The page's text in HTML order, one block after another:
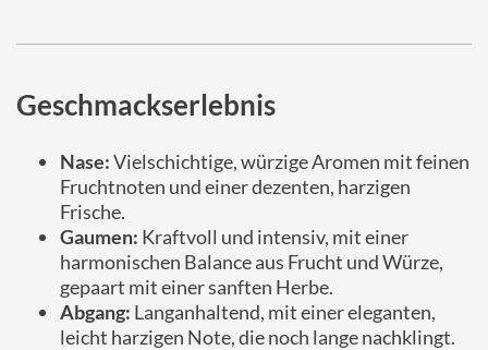
Geschmackserlebnis
Nase:Vielschichtige, würzige Aromen mit feinen
Fruchtnoten und einer dezenten, harzigen
Frische.
Gaumen: Kraftvoll und intensiv, mit einer
harmonischen Balance aus Frucht und Würze,
gepaart mit einer sanften Herbe.
Abgang: Langanhaltend, mit einer eleganten,
leicht harzigen Note, die noch lange nachklingt.